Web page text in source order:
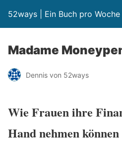
52ways | Ein Buch pro Woche
Madame
Dennis von 52ways
Wie Frauen ihre
Hand nehmen können